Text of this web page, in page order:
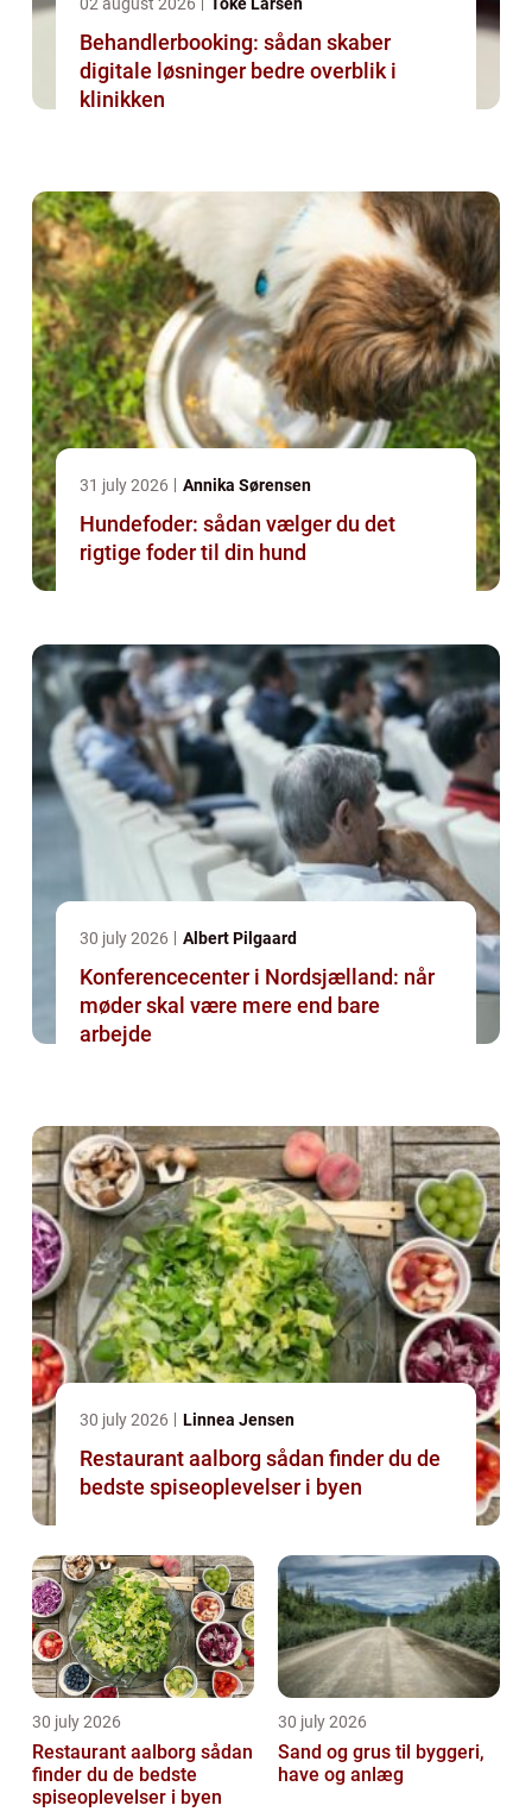
Behandlerbooking: sådan skaber
digitale løsninger bedre overblik i
klinikken
31 july 2026 Annika Sørensen
Hundefoder: sådan vælger du det
rigtige foder til din hund
30 july 2026 Albert Pilgaard
Konferencecenter i Nordsjælland: når
møder skal være mere end bare
arbejde
30 july 2026 Linnea Jensen
Restaurant aalborg sådan finder du de
bedste spiseoplevelser i byen
30 july 2026
Restaurant aalborg sådan
finder du de bedste
spiseoplevelser i byen
30 july 2026
Sand og grus til byggeri,
have og anlæg